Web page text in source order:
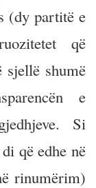
(dy partitë e
që
sjellë shumë
e
Si
që edhe në
rinumërim)